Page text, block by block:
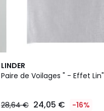
LINDER
Paire de Voilages " - Effet Lin"
28,64 € 24,05 € -16%
4
/